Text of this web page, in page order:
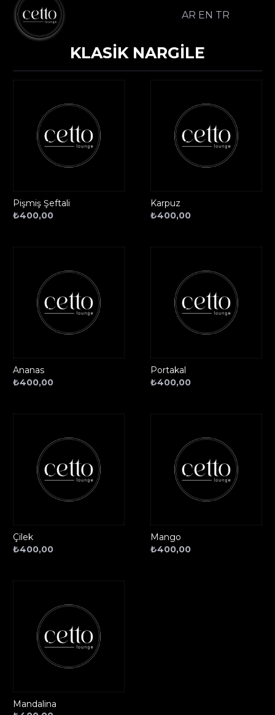
AR EN TR
KLASİK NARGİLE
Pişmiş Şeftali
₺400,00
Karpuz
₺400,00
Ananas
₺400,00
Portakal
₺400,00
Çilek
₺400,00
Mango
₺400,00
Mandalina